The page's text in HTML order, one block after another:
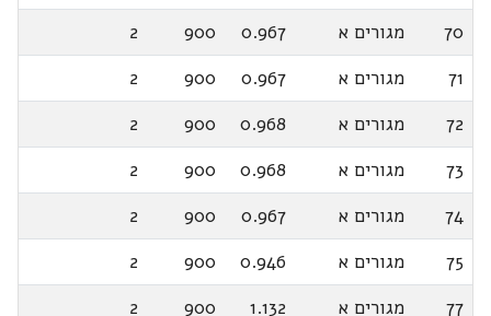
70
מגורים א 0.967
900
2
71
מגורים א 0.967
900
2
72
מגורים א 0.968
900
2
73
מגורים א 0.968
900
2
74
מגורים א 0.967
900
2
75
מגורים א 0.946
900
2
77
מגורים א 1.132
900
2